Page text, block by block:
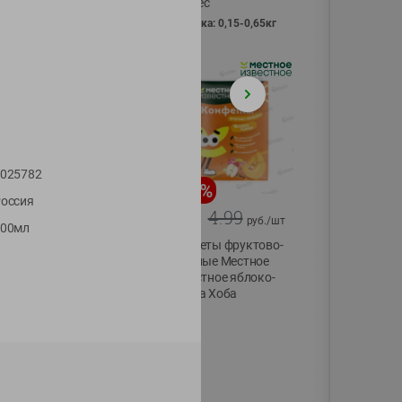
фасовка: 0,15-0,65кг
%
4.99 руб./шт
Конфеты фруктово-
ягодные Местное
известное яблоко-
тыква Хоба